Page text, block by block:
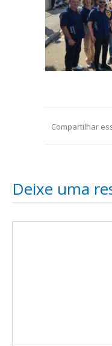
Compartilhar
Deixe uma